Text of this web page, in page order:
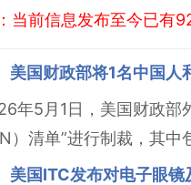
当前信息发布至今已有
美国财政部将1名中国人
年5月1日，美国财政部
）清单”进行制裁，其中
美国ITC发布对电子眼